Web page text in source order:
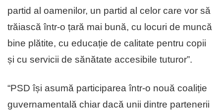
partid al oamenilor, un partid al celor care vor să
trăiască într-o țară mai bună, cu locuri de muncă
bine plătite, cu educație de calitate pentru copii
și cu servicii de sănătate accesibile tuturor”.
“PSD își asumă participarea într-o nouă coaliție
guvernamentală chiar dacă unii dintre partenerii